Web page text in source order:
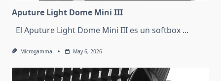
Aputure Light Dome Mini III
El Aputure Light Dome Mini III es un softbox ...
Microgamma May 6, 2026